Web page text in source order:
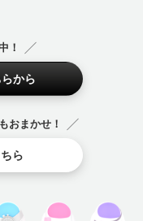
！
から
おまかせ！
ら